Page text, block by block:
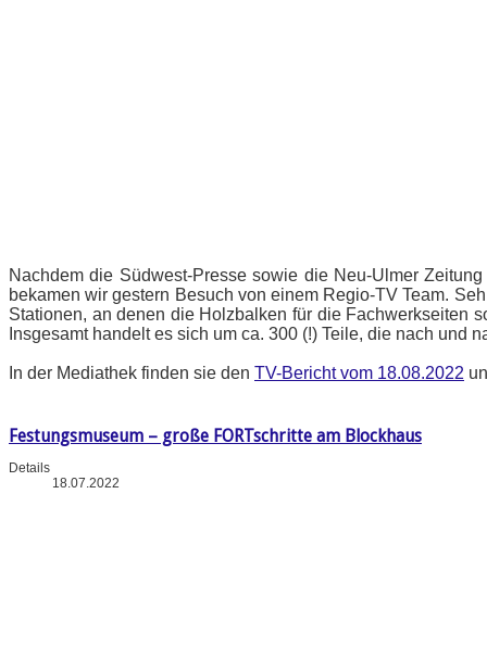
Nachdem die Südwest-Presse sowie die Neu-Ulmer
bekamen wir gestern Besuch von einem Regio-TV Team.
Stationen, an denen die Holzbalken für die Fachwerkseiten
Insgesamt handelt es sich um ca. 300 (!) Teile, die nach und
In der Mediathek finden sie den TV-Bericht vom 18.08.2022
Festungsmuseum – große FORTschritte am Blockhaus
Details
18.07.2022